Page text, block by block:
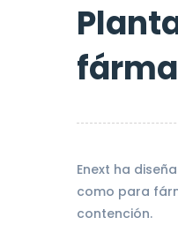
Enext ha
como para
contención.